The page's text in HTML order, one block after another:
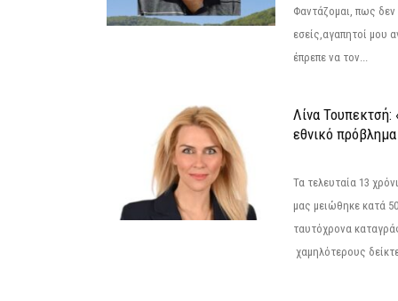
Φαντάζομαι, πως δεν
εσείς,αγαπητοί μου
έπρεπε να τον...
Λίνα Τουπεκτσή:
εθνικό πρόβλημα
Τα τελευταία 13
μας μειώθηκε κατά
ταυτόχρονα
χαμηλότερους